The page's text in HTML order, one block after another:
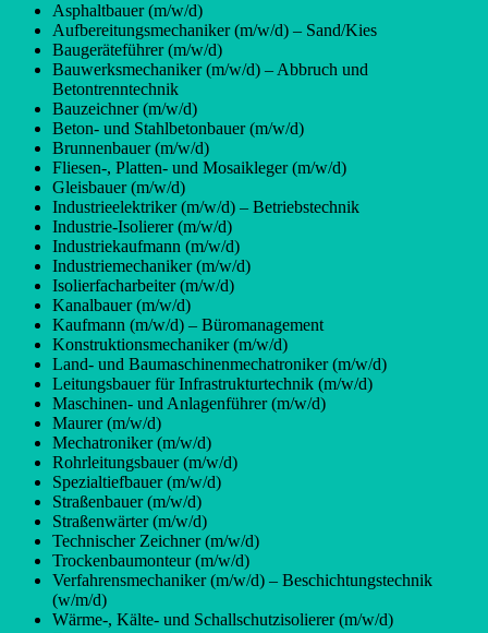
Asphaltbauer (m/w/d)
Aufbereitungsmechaniker (m/w/d) – Sand/Kies
Baugeräteführer (m/w/d)
Bauwerksmechaniker (m/w/d) – Abbruch und
Betontrenntechnik
Bauzeichner (m/w/d)
Beton- und Stahlbetonbauer (m/w/d)
Brunnenbauer (m/w/d)
Fliesen-, Platten- und Mosaikleger (m/w/d)
Gleisbauer (m/w/d)
Industrieelektriker (m/w/d) – Betriebstechnik
Industrie-Isolierer (m/w/d)
Industriekaufmann (m/w/d)
Industriemechaniker (m/w/d)
Isolierfacharbeiter (m/w/d)
Kanalbauer (m/w/d)
Kaufmann (m/w/d) – Büromanagement
Konstruktionsmechaniker (m/w/d)
Land- und Baumaschinenmechatroniker (m/w/d)
Leitungsbauer für Infrastrukturtechnik (m/w/d)
Maschinen- und Anlagenführer (m/w/d)
Maurer (m/w/d)
Mechatroniker (m/w/d)
Rohrleitungsbauer (m/w/d)
Spezialtiefbauer (m/w/d)
Straßenbauer (m/w/d)
Straßenwärter (m/w/d)
Technischer Zeichner (m/w/d)
Trockenbaumonteur (m/w/d)
Verfahrensmechaniker (m/w/d) – Beschichtungstechnik
(w/m/d)
Wärme-, Kälte- und Schallschutzisolierer (m/w/d)